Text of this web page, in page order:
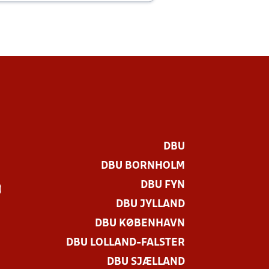
DBU
DBU BORNHOLM
DBU FYN
DBU JYLLAND
DBU KØBENHAVN
DBU LOLLAND-FALSTER
DBU SJÆLLAND